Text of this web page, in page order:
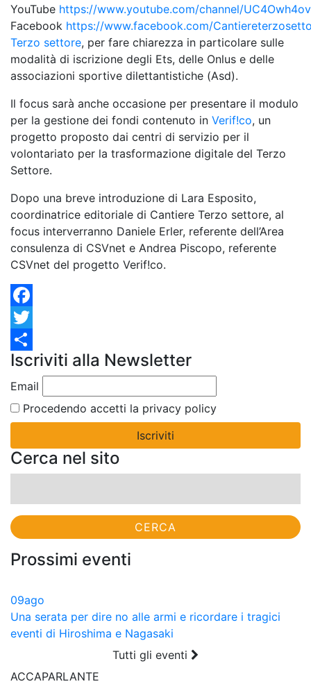
YouTube https://www.youtube.com/channel/
Facebook https://www.facebook.com/
Terzo settore, per fare chiarezza in particolare sulle
modalità di iscrizione degli Ets, delle Onlus e delle
associazioni sportive dilettantistiche (Asd).
Il focus sarà anche occasione per presentare il modulo
per la gestione dei fondi contenuto in Verif!co, un
progetto proposto dai centri di servizio per il
volontariato per la trasformazione digitale del Terzo
Settore.
Dopo una breve introduzione di Lara Esposito,
coordinatrice editoriale di Cantiere Terzo settore, al
focus interverranno Daniele Erler, referente dell’Area
consulenza di CSVnet e Andrea Piscopo, referente
CSVnet del progetto Verif!co.
Facebook
Twitter
Condividi
Iscriviti alla Newsletter
Email
Procedendo accetti la privacy policy
Cerca nel sito
Prossimi eventi
09ago
Una serata per dire no alle armi e ricordare i tragici
eventi di Hiroshima e Nagasaki
Tutti gli eventi
ACCAPARLANTE